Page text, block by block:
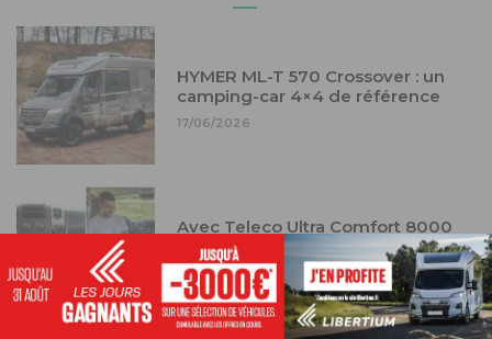
HYMER ML-T 570 Crossover : un
camping-car 4×4 de référence
17/06/2026
Avec Teleco Ultra Comfort 8000
Steril Air Pro : la clim et l’air pur
dans votre camping-car
29/05/2026